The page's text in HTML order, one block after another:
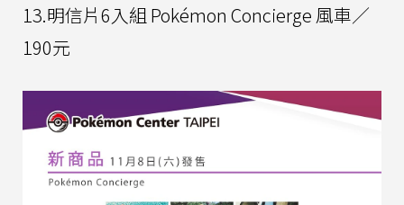
13.明信片6入組 Pokémon Concierge 風車／
190元